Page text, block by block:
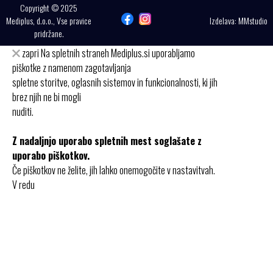
Copyright © 2025
Mediplus, d.o.o., Vse pravice
pridržane.
Izdelava:MMstudio
zapriNa spletnih straneh Mediplus.si uporabljamo
piškotke z namenom zagotavljanja
spletne storitve, oglasnih sistemov in funkcionalnosti, ki jih
brez njih ne bi mogli
nuditi.
Z nadaljnjo uporabo spletnih mest soglašate z
uporabo piškotkov.
Če piškotkov ne želite, jih lahko onemogočite v nastavitvah.
V redu